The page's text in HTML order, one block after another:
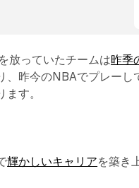
放っていたチームは昨季
、昨今のNBAでプレー
す。
輝かしいキャリアを築き